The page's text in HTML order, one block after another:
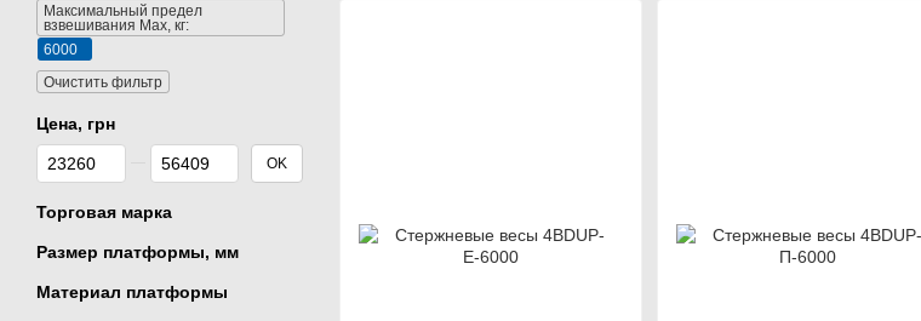
Максимальный предел
взвешивания Мах, кг:
6000
Очистить фильтр
Цена, грн
От Цена, грн
До Цена, грн OK
Торговая марка
Размер платформы, мм
Материал платформы